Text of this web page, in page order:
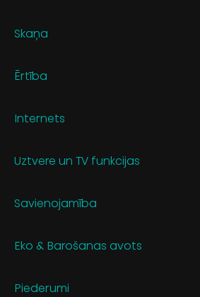
Skaņa
Ērtība
Internets
Uztvere un TV funkcijas
Savienojamība
Eko & Barošanas avots
Piederumi